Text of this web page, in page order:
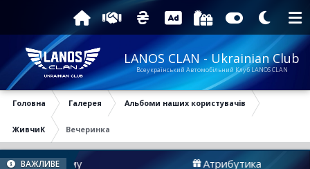
LANOS CLAN - Ukrainian Club
Всеукраїнський Автомобільний Клуб LANOS CLAN
Головна Галерея Альбоми наших користувачів
ЖивчиК Вечеринка
ВАЖЛИВЕ
Форуму Атрибутика